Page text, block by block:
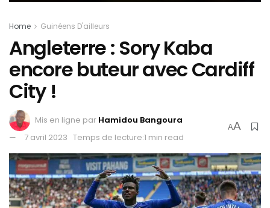
Home Guinéens D'ailleurs
Angleterre : Sory Kaba
encore buteur avec Cardiff
City !
Mis en ligne par Hamidou Bangoura
7 avril 2023 Temps de lecture:1 min read
AA